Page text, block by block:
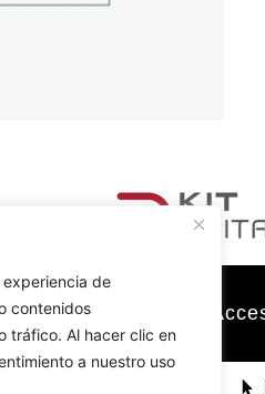
experiencia de
contenidos
tráfico. Al hacer clic en
a nuestro uso